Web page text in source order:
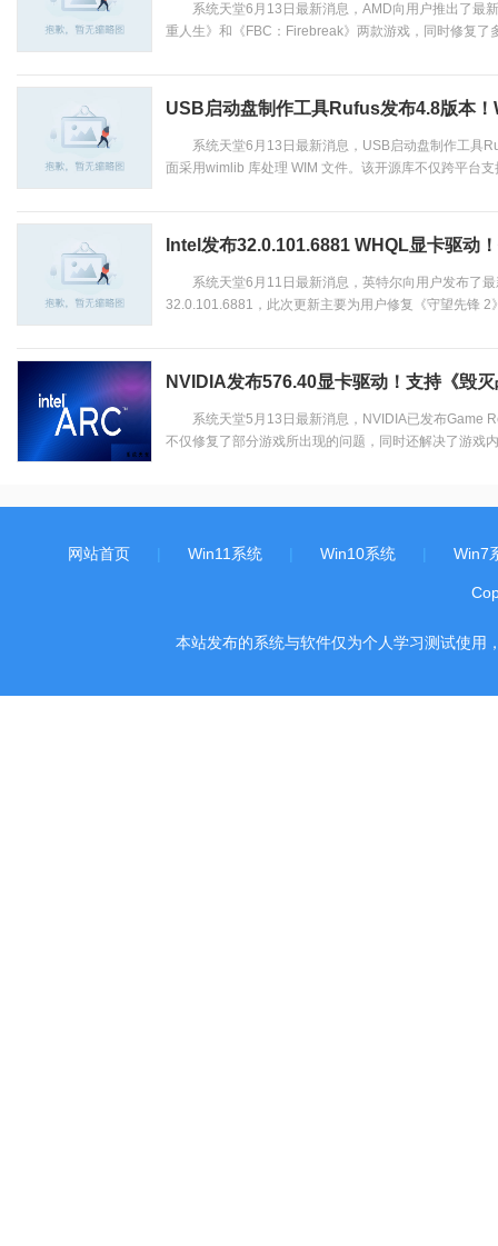
系统天堂6月13日最新消息，AMD向用户推出了最
重人生》和《FBC：Firebreak》两款游戏，同时修复了
USB启动盘制作工具Rufus发布4.8版本
系统天堂6月13日最新消息，USB启动盘制作工具
面采用wimlib 库处理 WIM 文件。该开源库不仅跨平台
Intel发布32.0.101.6881 WHQL显卡驱动
系统天堂6月11日最新消息，英特尔向用户发布了最
32.0.101.6881，此次更新主要为用户修复《守望先锋 2
NVIDIA发布576.40显卡驱动！支持《毁
系统天堂5月13日最新消息，NVIDIA已发布Game
不仅修复了部分游戏所出现的问题，同时还解决了游戏
网站首页 Win11系统 Win10系统 Win7
本站发布的系统与软件仅为个人学习测试使用